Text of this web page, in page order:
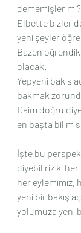
dememişler mi?
Elbette bizler
yeni şeyler
Bazen
olacak.
Yepyeni bakış
bakmak
Daim doğru
en başta bilim
İşte bu
diyebiliriz ki
her eylemimiz,
yeni bir bakış
yolumuza yeni